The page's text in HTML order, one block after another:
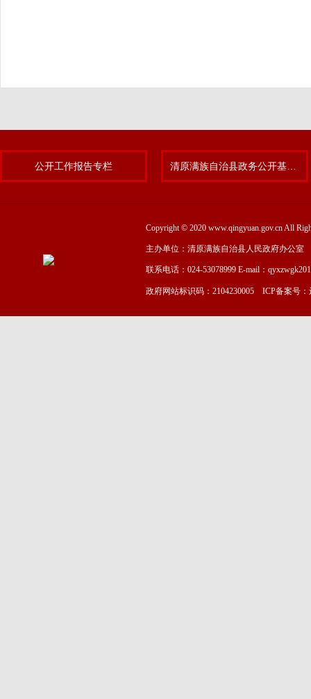
公开工作报告专栏
Copyright © 2020 www.qingyuan.gov.cn All
主办单位：清原满族自治县人民政府办公室
联系电话：024-53078999 E-mail：
政府网站标识码：2104230005 ICP备案号：